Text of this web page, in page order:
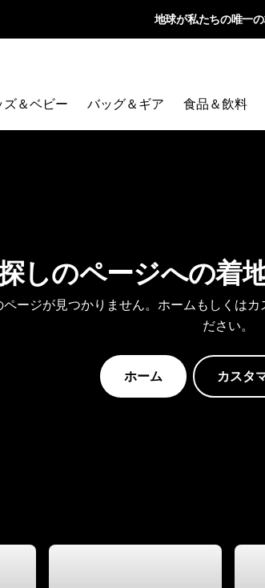
地球が私たちの唯一
ズ＆ベビー バッグ＆ギア 食品＆飲料
しのページへの着
ページが見つかりません。ホームもしくは
ださい。
ホーム カスタ